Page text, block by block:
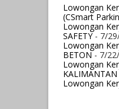
Lowongan
(CSmart
Lowongan
SAFETY- 7/
Lowongan
BETON- 7/
Lowongan
KALIMANTAN
Lowongan